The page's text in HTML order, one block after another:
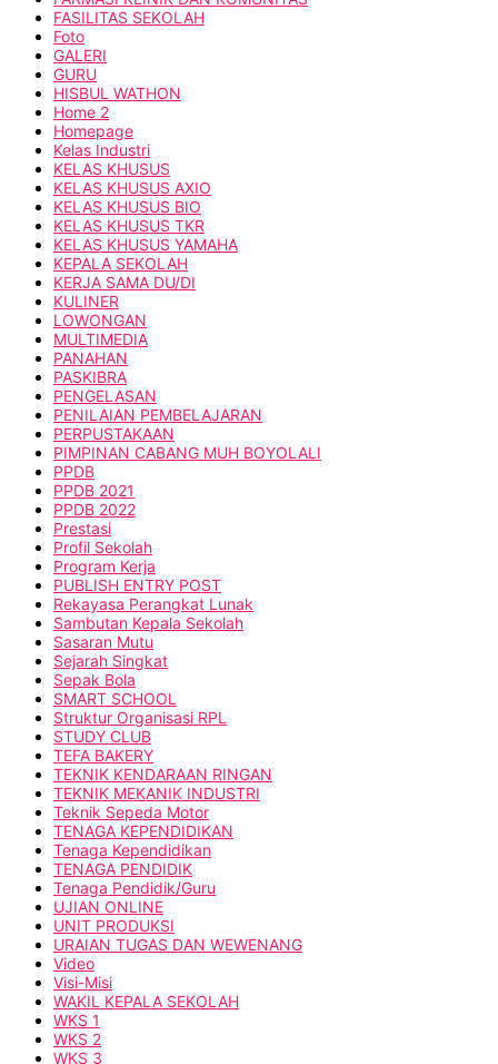
FASILITAS SEKOLAH
Foto
GALERI
GURU
HISBUL WATHON
Home 2
Homepage
Kelas Industri
KELAS KHUSUS
KELAS KHUSUS AXIO
KELAS KHUSUS BIO
KELAS KHUSUS TKR
KELAS KHUSUS YAMAHA
KEPALA SEKOLAH
KERJA SAMA DU/DI
KULINER
LOWONGAN
MULTIMEDIA
PANAHAN
PASKIBRA
PENGELASAN
PENILAIAN PEMBELAJARAN
PERPUSTAKAAN
PIMPINAN CABANG MUH BOYOLALI
PPDB
PPDB 2021
PPDB 2022
Prestasi
Profil Sekolah
Program Kerja
PUBLISH ENTRY POST
Rekayasa Perangkat Lunak
Sambutan Kepala Sekolah
Sasaran Mutu
Sejarah Singkat
Sepak Bola
SMART SCHOOL
Struktur Organisasi RPL
STUDY CLUB
TEFA BAKERY
TEKNIK KENDARAAN RINGAN
TEKNIK MEKANIK INDUSTRI
Teknik Sepeda Motor
TENAGA KEPENDIDIKAN
Tenaga Kependidikan
TENAGA PENDIDIK
Tenaga Pendidik/Guru
UJIAN ONLINE
UNIT PRODUKSI
URAIAN TUGAS DAN WEWENANG
Video
Visi-Misi
WAKIL KEPALA SEKOLAH
WKS 1
WKS 2
WKS 3